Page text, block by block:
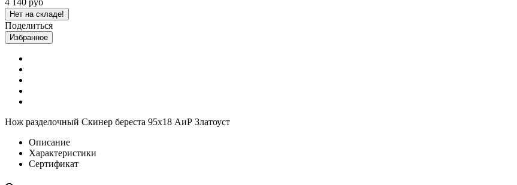
Нет на складе!
Поделиться
Избранное
Нож разделочный Скинер береста 95х18 АиР Златоуст
Описание
Характеристики
Сертификат